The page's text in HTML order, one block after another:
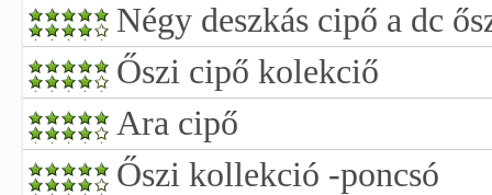
Négy deszkás cipő a dc
Őszi cipő kolekciő
Ara cipő
Őszi kollekció -poncsó